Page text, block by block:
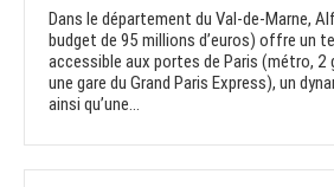
Dans le département du Val-de-Marne,
budget de 95 millions d’euros) offre un
accessible aux portes de Paris (métro, 2
une gare du Grand Paris Express), un
ainsi qu’une...